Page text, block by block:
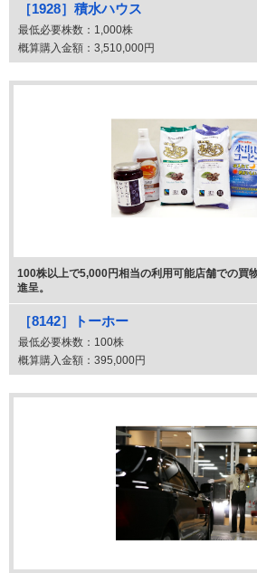
［1928］積水ハウス
最低必要株数： 1,000株
概算購入金額： 3,510,000円
100株以上で5,000円相当の利用可能店舗での買
進呈。
［8142］トーホー
最低必要株数： 100株
概算購入金額： 395,000円